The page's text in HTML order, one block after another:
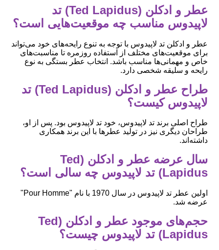
عطر و ادکلن (Ted Lapidus) تد
لاپیدوس مناسب چه موقعیت‌هایی است؟
عطر و ادکلن تد لاپیدوس با توجه به تنوع رایحه‌های خود می‌تواند
برای موقعیت‌های مختلف از استفاده روزمره تا مناسبت‌های
خاص و مهمانی‌ها مناسب باشد. انتخاب عطر بستگی به نوع
رایحه و سلیقه شخصی دارد.
طراح عطر و ادکلن (Ted Lapidus) تد
لاپیدوس کیست؟
طراح اصلی برند تد لاپیدوس، خود تد لاپیدوس بود. پس از او،
طراحان دیگری نیز در تولید عطرها با این برند همکاری
داشته‌اند.
سال عرضه عطر و ادکلن (Ted
Lapidus) تد لاپیدوس چه سالی است؟
اولین عطر تد لاپیدوس در سال 1970 با نام "Pour Homme"
عرضه شد.
حجم‌های موجود عطر و ادکلن (Ted
Lapidus) تد لاپیدوس چیست؟